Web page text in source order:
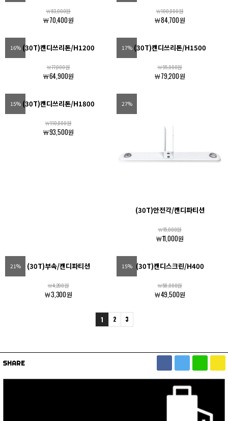
￦83,000원
￦70,400원
￦100,000원
￦84,700원
16% (30T)캔디쓰리톤/H1200
￦77,000원
￦64,900원
17% (30T)캔디쓰리톤/H1500
￦95,000원
￦79,200원
15% (30T)캔디쓰리톤/H1800
￦110,000원
￦93,500원
27%
(30T)안전각/캔디파티션
￦15,000원
￦11,000원
21% (30T)부속/캔디파티션
￦4,200원
￦3,300원
15% (30T)캔디스크린/H400
￦58,000원
￦49,500원
1 2 3
SHARE